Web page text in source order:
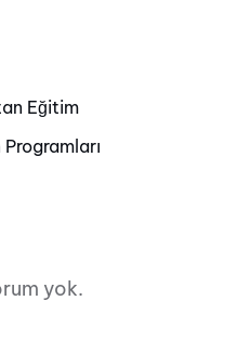
Eğitim
yok.